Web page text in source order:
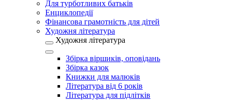
Для турботливих батьків
Енциклопедії
Фінансова грамотність для дітей
Художня література
Художня література
Збірка віршиків, оповідань
Збірка казок
Книжки для малюків
Література від 6 років
Література для підлітків